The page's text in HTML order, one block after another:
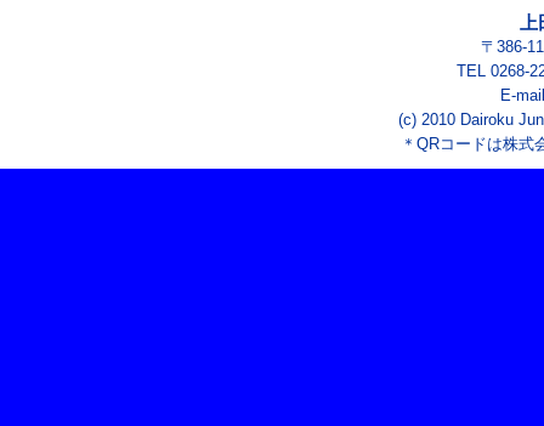
〒386-
TEL 0268-
E-
(c) 2010 Dairoku
＊QRコードは株式